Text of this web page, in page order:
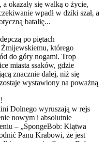
okazały się walką o życie,
wpadł w dziki szał, a
batalię...
po piętach
którego
do góry nogami. Trop
miasta ssaków, gdzie
znacznie dalej, niż się
wystawiony na poważną
Dolnego wyruszają w rejs
nowym i absolutnie
– „SpongeBob: Klątwa
Panu Krabowi, że jest